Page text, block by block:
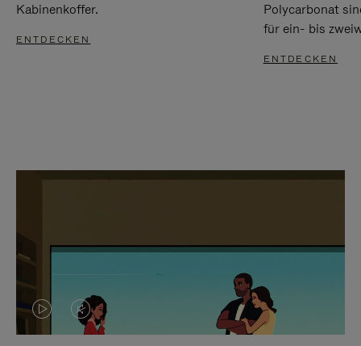
Kabinenkoffer.
ENTDECKEN
Polycarbonat
für ein- bis
ENTDECKEN
DASVIDEO